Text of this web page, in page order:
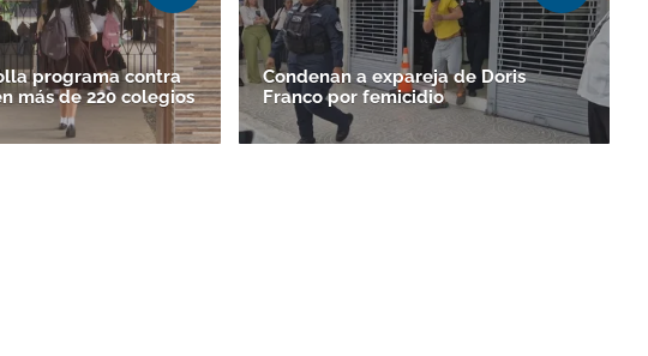
programa contra
más de 220 colegios
Condenan a expareja de Doris
Franco por femicidio